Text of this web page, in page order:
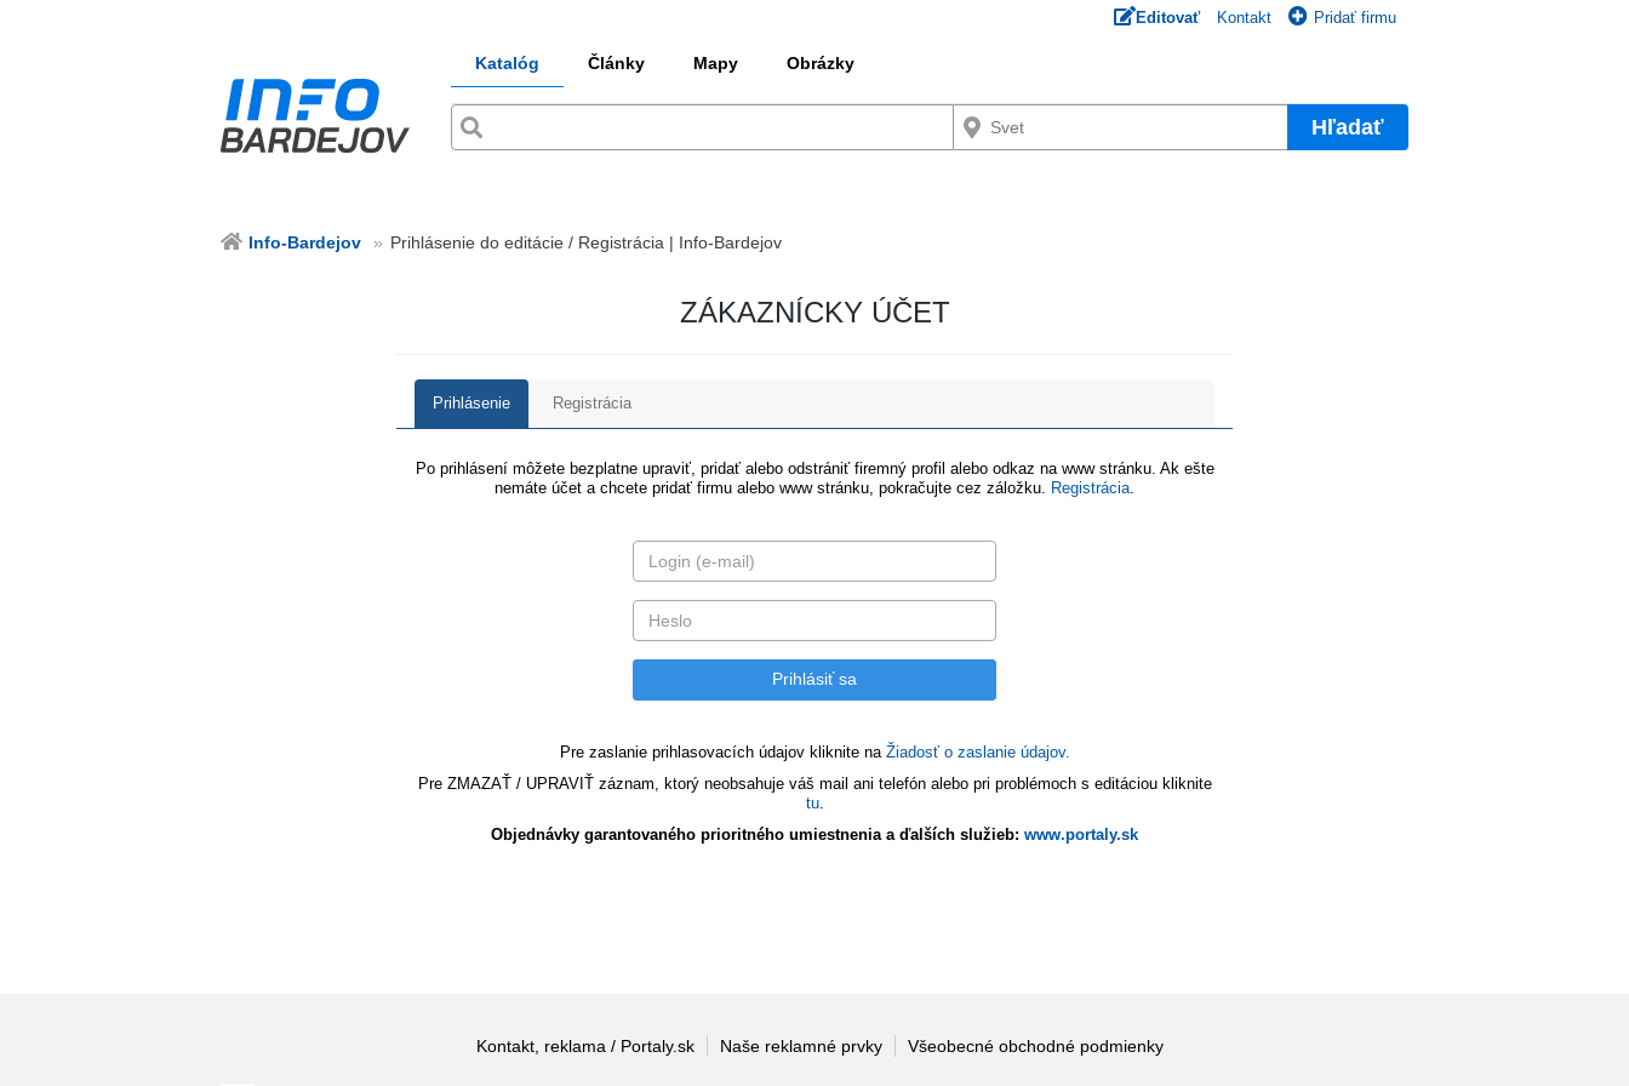
Editovať Kontakt Pridať firmu
Katalóg Články Mapy Obrázky
Hľadať
Info-Bardejov Prihlásenie do editácie / Registrácia | Info-Bardejov
ZÁKAZNÍCKY ÚČET
Prihlásenie Registrácia
Po prihlásení môžete bezplatne upraviť, pridať alebo odstrániť firemný profil alebo odkaz na www stránku. Ak ešte
nemáte účet a chcete pridať firmu alebo www stránku, pokračujte cez záložku.
Registrácia
Pre zaslanie prihlasovacích údajov kliknite na Žiadosť o zaslanie údajov.
Pre ZMAZAŤ / UPRAVIŤ záznam, ktorý neobsahuje váš mail ani telefón alebo pri problémoch s editáciou kliknite
tu.
Objednávky garantovaného prioritného umiestnenia a ďalších služieb: www.portaly.sk
Kontakt, reklama / Portaly.sk Naše reklamné prvky Všeobecné obchodné podmienky